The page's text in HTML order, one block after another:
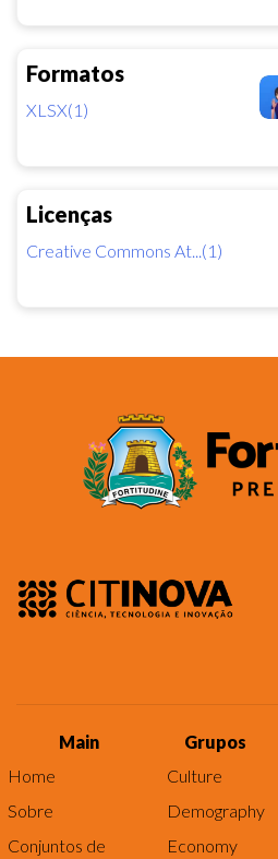
Formatos
XLSX(1)
Licenças
Creative Commons At...(1)
Main
Home
Sobre
Conjuntos de
Grupos
Culture
Demography
Economy